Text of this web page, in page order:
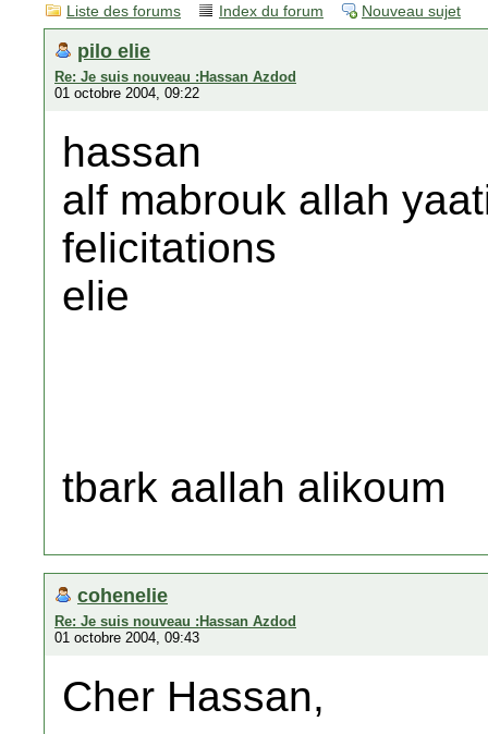
Liste des forums Index du forum Nouveau sujet
pilo elie
Re: Je suis nouveau :Hassan Azdod
01 octobre 2004, 09:22
hassan
alf mabrouk allah
felicitations
elie
tbark aallah alikoum
cohenelie
Re: Je suis nouveau :Hassan Azdod
01 octobre 2004, 09:43
Cher Hassan,